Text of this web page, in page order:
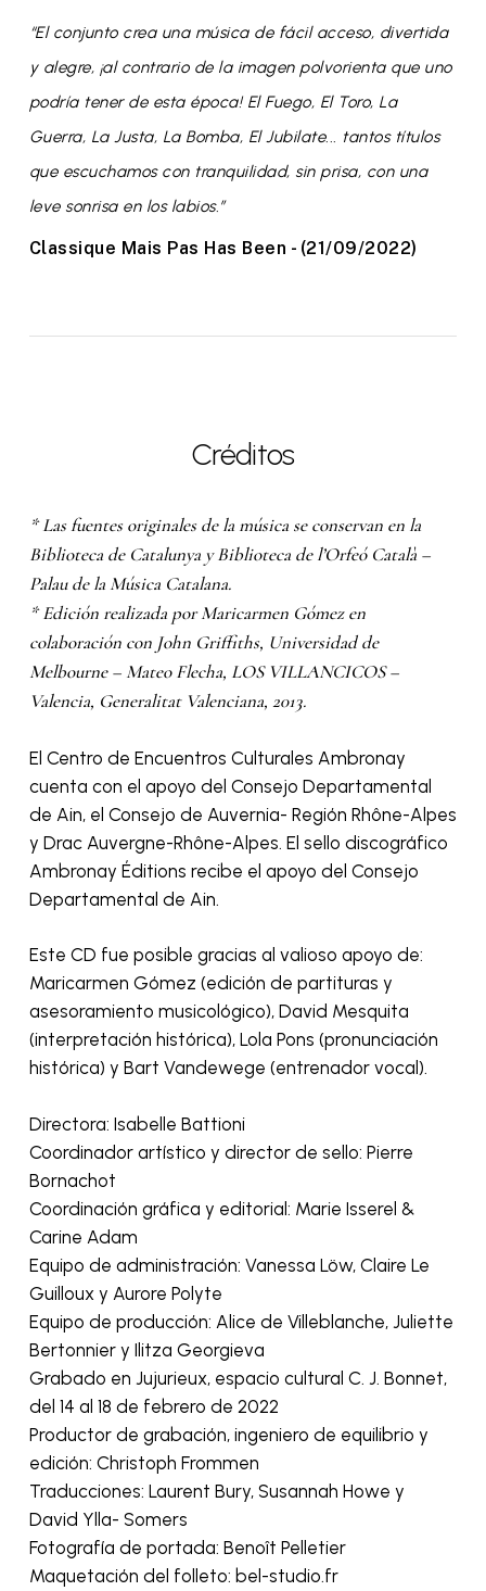
“El conjunto crea una música de fácil acceso, divertida
y alegre, ¡al contrario de la imagen polvorienta que uno
podría tener de esta época! El Fuego, El Toro, La
Guerra, La Justa, La Bomba, El Jubilate... tantos títulos
que escuchamos con tranquilidad, sin prisa, con una
leve sonrisa en los labios.”
Classique Mais Pas Has Been - (21/09/2022)
Créditos
* Las fuentes originales de la música se conservan en la
Biblioteca de Catalunya y Biblioteca de l’Orfeó Català –
Palau de la Música Catalana.
* Edición realizada por Maricarmen Gómez en
colaboración con John Griffiths, Universidad de
Melbourne – Mateo Flecha, LOS VILLANCICOS –
Valencia, Generalitat Valenciana, 2013.
El Centro de Encuentros Culturales Ambronay
cuenta con el apoyo del Consejo Departamental
de Ain, el Consejo de Auvernia- Región Rhône-Alpes
y Drac Auvergne-Rhône-Alpes. El sello discográfico
Ambronay Éditions recibe el apoyo del Consejo
Departamental de Ain.
Este CD fue posible gracias al valioso apoyo de:
Maricarmen Gómez (edición de partituras y
asesoramiento musicológico), David Mesquita
(interpretación histórica), Lola Pons (pronunciación
histórica) y Bart Vandewege (entrenador vocal).
Directora: Isabelle Battioni
Coordinador artístico y director de sello: Pierre
Bornachot
Coordinación gráfica y editorial: Marie Isserel &
Carine Adam
Equipo de administración: Vanessa Löw, Claire Le
Guilloux y Aurore Polyte
Equipo de producción: Alice de Villeblanche, Juliette
Bertonnier y Ilitza Georgieva
Grabado en Jujurieux, espacio cultural C. J. Bonnet,
del 14 al 18 de febrero de 2022
Productor de grabación, ingeniero de equilibrio y
edición: Christoph Frommen
Traducciones: Laurent Bury, Susannah Howe y
David Ylla- Somers
Fotografía de portada: Benoît Pelletier
Maquetación del folleto: bel-studio.fr